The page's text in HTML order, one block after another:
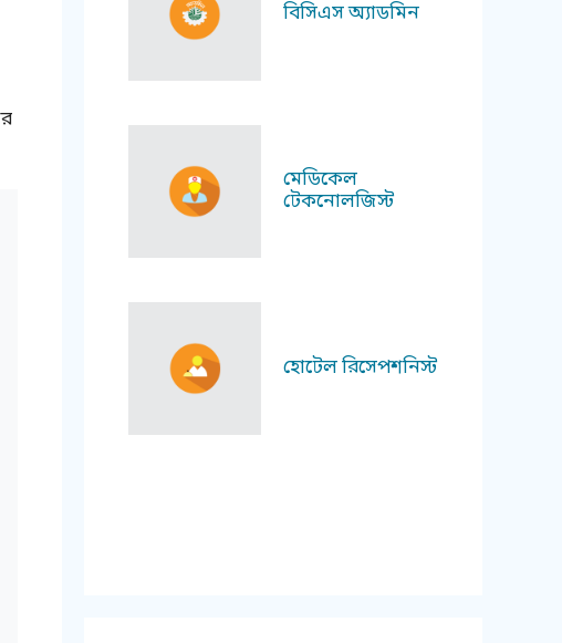
বিসিএস অ্যাডমিন
মেডিকেল
টেকনোলজিস্ট
হোটেল রিসেপশনিস্ট